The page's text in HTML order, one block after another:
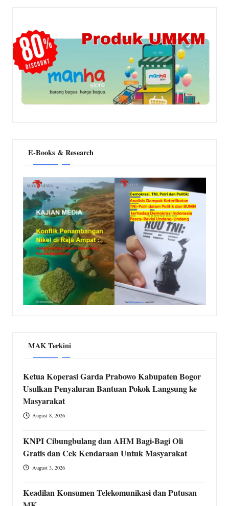
E-Books & Research
MAK Terkini
Ketua Koperasi Garda Prabowo Kabupaten Bogor
Usulkan Penyaluran Bantuan Pokok Langsung ke
Masyarakat
August 8, 2026
KNPI Cibungbulang dan AHM Bagi-Bagi Oli
Gratis dan Cek Kendaraan Untuk Masyarakat
August 3, 2026
Keadilan Konsumen Telekomunikasi dan Putusan